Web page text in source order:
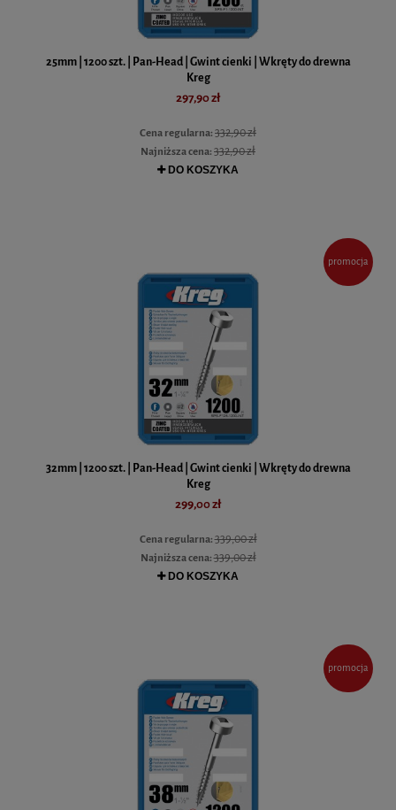
25mm | 1200 szt. | Pan-Head | Gwint cienki | Wkręty do drewna
Kreg
297,90 zł
Cena regularna:332,90 zł
Najniższa cena:332,90 zł
DO KOSZYKA
32mm | 1200 szt. | Pan-Head | Gwint cienki | Wkręty do drewna
Kreg
299,00 zł
Cena regularna:339,00 zł
Najniższa cena:339,00 zł
DO KOSZYKA
promocja
promocja